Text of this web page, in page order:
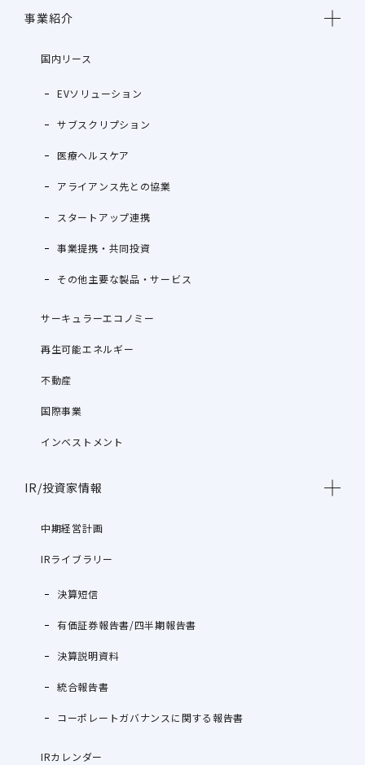
事業紹介
国内リース
EVソリューション
サブスクリプション
医療ヘルスケア
アライアンス先との協業
スタートアップ連携
事業提携・共同投資
その他主要な製品・サービス
サーキュラーエコノミー
再生可能エネルギー
不動産
国際事業
インベストメント
IR/投資家情報
中期経営計画
IRライブラリー
決算短信
有価証券報告書/四半期報告書
決算説明資料
統合報告書
コーポレートガバナンスに関する報告書
IRカレンダー